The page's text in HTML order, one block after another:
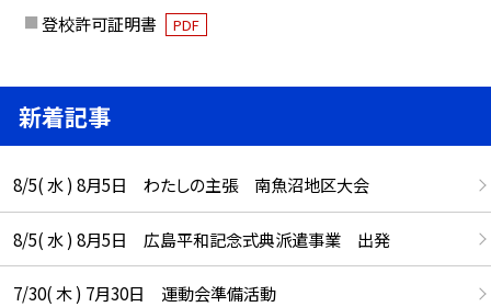
登校許可証明書 PDF
新着記事
8/5( 水 ) 8月5日 わたしの主張 南魚沼地区大会
8/5( 水 ) 8月5日 広島平和記念式典派遣事業 出発
7/30( 木 ) 7月30日 運動会準備活動